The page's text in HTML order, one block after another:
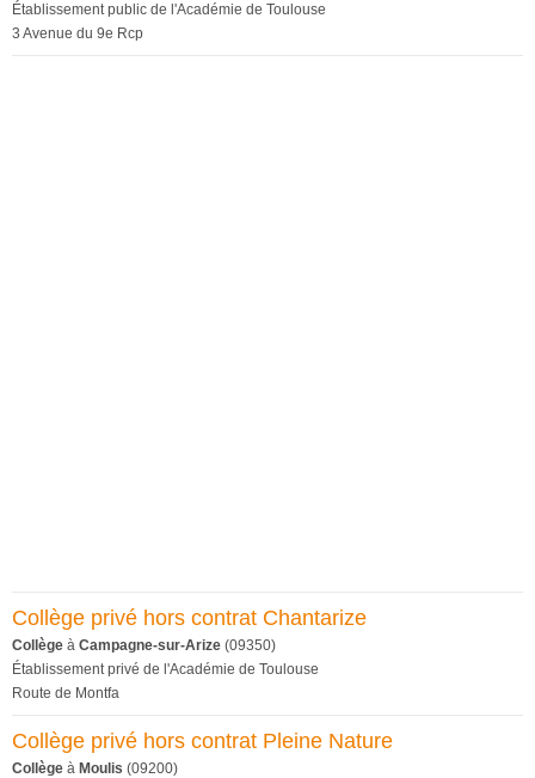
Établissement public de l'Académie de Toulouse
3 Avenue du 9e Rcp
Collège privé hors contrat Chantarize
Collège à Campagne-sur-Arize (09350)
Établissement privé de l'Académie de Toulouse
Route de Montfa
Collège privé hors contrat Pleine Nature
Collège à Moulis (09200)